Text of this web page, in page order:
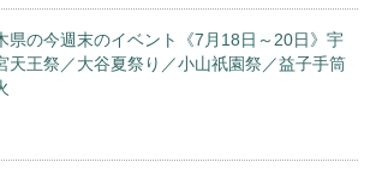
県の今週末のイベント《7月18日～20日》宇
天王祭／大谷夏祭り／小山祇園祭／益子手筒